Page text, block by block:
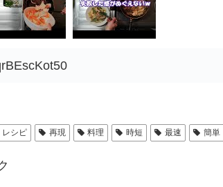
レシピ 再現 料理 時短 最速 簡単